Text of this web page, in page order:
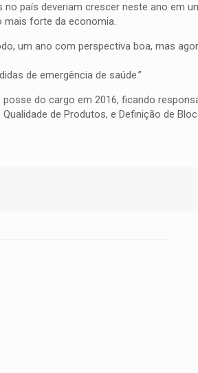
país deveriam crescer neste ano em
mais forte da economia.
um ano com perspectiva boa, mas
de emergência de saúde.”
do cargo em 2016, ficando
de Produtos, e Definição de